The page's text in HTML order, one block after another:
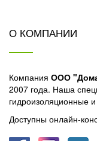
О КОМПАНИИ
Компания ООО
2007 года. Наша
гидроизоляционные
Доступны онлайн-